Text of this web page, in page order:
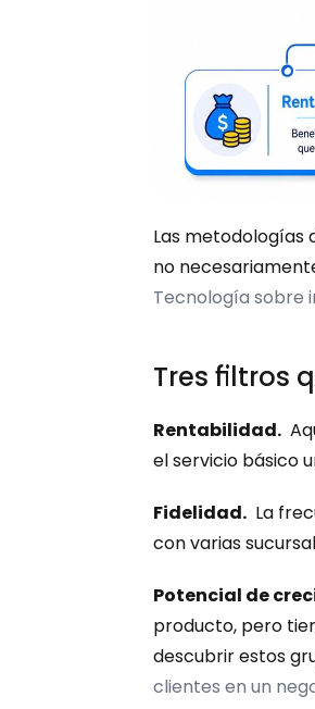
Las metodologías
no
Tecnología sobre
Tres filtros
Rentabilidad.
el servicio básico
Fidelidad.
La
con varias
Potencial de
producto, pero
descubrir estos
clientes en un